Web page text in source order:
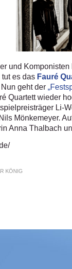
und
tut es das Fauré
geht der
Quartett wieder
Li-
Mönkemeyer.
Anna Thalbach
KÖNIG